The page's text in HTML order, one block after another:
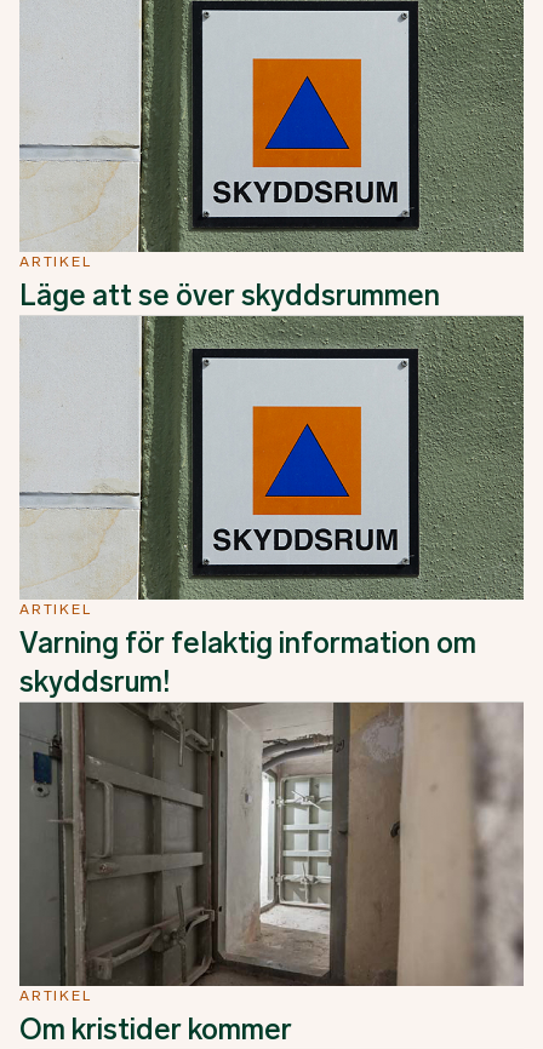
ARTIKEL
Läge att se över skyddsrummen
ARTIKEL
Varning för felaktig information om
skyddsrum!
ARTIKEL
Om kristider kommer